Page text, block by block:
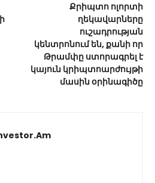
Քրիպտո ոլորտի
ղեկավարները
ուշադրության
կենտրոնում են, քանի որ
Թրամփը ստորագրել է
կայուն կրիպտոարժույթի
մասին օրինագիծը